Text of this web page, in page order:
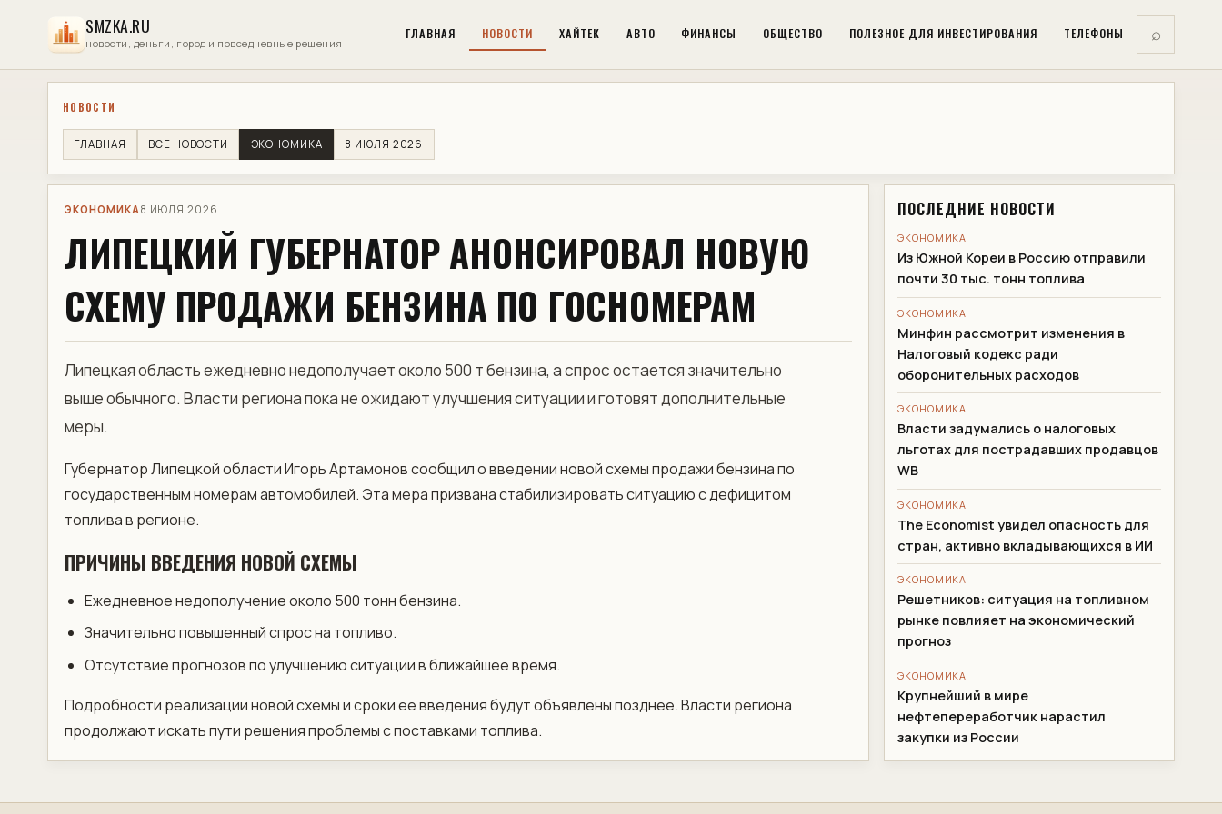
SMZKA.RU
новости, деньги, город и повседневные решения
ГЛАВНАЯ НОВОСТИ ХАЙТЕК АВТО ФИНАНСЫ ОБЩЕСТВО ПОЛЕЗНОЕ ДЛЯ ИНВЕСТИРОВАНИЯ ТЕЛЕФОНЫ ⌕
НОВОСТИ
ГЛАВНАЯ ВСЕ НОВОСТИ ЭКОНОМИКА 8 ИЮЛЯ 2026
ЭКОНОМИКА8 ИЮЛЯ 2026
ЛИПЕЦКИЙ ГУБЕРНАТОР АНОНСИРОВАЛ НОВУЮ
СХЕМУ ПРОДАЖИ БЕНЗИНА ПО ГОСНОМЕРАМ
Липецкая область ежедневно недополучает около 500 т бензина, а спрос остается значительно
выше обычного. Власти региона пока не ожидают улучшения ситуации и готовят дополнительные
меры.
Губернатор Липецкой области Игорь Артамонов сообщил о введении новой схемы продажи бензина по
государственным номерам автомобилей. Эта мера призвана стабилизировать ситуацию с дефицитом
топлива в регионе.
ПРИЧИНЫ ВВЕДЕНИЯ НОВОЙ СХЕМЫ
Ежедневное недополучение около 500 тонн бензина.
Значительно повышенный спрос на топливо.
Отсутствие прогнозов по улучшению ситуации в ближайшее время.
Подробности реализации новой схемы и сроки ее введения будут объявлены позднее. Власти региона
продолжают искать пути решения проблемы с поставками топлива.
ПОСЛЕДНИЕ НОВОСТИ
ЭКОНОМИКА
Из Южной Кореи в Россию отправили
почти 30 тыс. тонн топлива
ЭКОНОМИКА
Минфин рассмотрит изменения в
Налоговый кодекс ради
оборонительных расходов
ЭКОНОМИКА
Власти задумались о налоговых
льготах для пострадавших продавцов
WB
ЭКОНОМИКА
The Economist увидел опасность для
стран, активно вкладывающихся в ИИ
ЭКОНОМИКА
Решетников: ситуация на топливном
рынке повлияет на экономический
прогноз
ЭКОНОМИКА
Крупнейший в мире
нефтепереработчик нарастил
закупки из России